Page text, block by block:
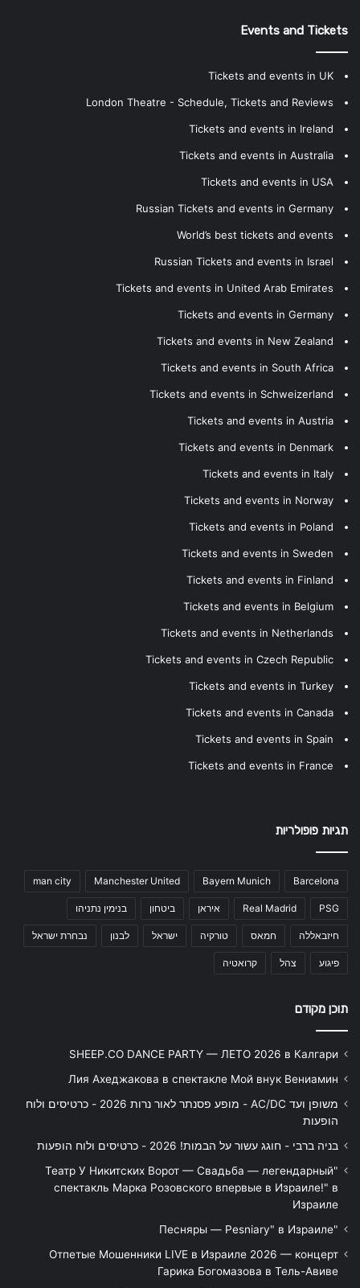
Events and Tickets
Tickets and events in UK
London Theatre - Schedule, Tickets and Reviews
Tickets and events in Ireland
Tickets and events in Australia
Tickets and events in USA
Russian Tickets and events in Germany
World’s best tickets and events
Russian Tickets and events in Israel
Tickets and events in United Arab Emirates
Tickets and events in Germany
Tickets and events in New Zealand
Tickets and events in South Africa
Tickets and events in Schweizerland
Tickets and events in Austria
Tickets and events in Denmark
Tickets and events in Italy
Tickets and events in Norway
Tickets and events in Poland
Tickets and events in Sweden
Tickets and events in Finland
Tickets and events in Belgium
Tickets and events in Netherlands
Tickets and events in Czech Republic
Tickets and events in Turkey
Tickets and events in Canada
Tickets and events in Spain
Tickets and events in France
תגיות פופולריות
Barcelona
Bayern Munich
Manchester United
man city
PSG
Real Madrid איראן ביטחון בנימין נתניהו
חיזבאללה חמאס טורקיה ישראל לבנון נבחרת ישראל
פיגוע צהל קרואטיה
תוכן מקודם
SHEEP.CO DANCE PARTY — ЛЕТО 2026 в Калгари
Лия Ахеджакова в спектакле Мой внук Вениамин
משופן ועד AC/DC - מופע פסנתר לאור נרות 2026 - כרטיסים ולוח
הופעות
בניה ברבי - חוגג עשור על הבמות! 2026 - כרטיסים ולוח הופעות
"Театр У Никитских Ворот — Свадьба — легендарный
спектакль Марка Розовского впервые в Израиле!" в
Израиле
"Песняры — Pesniary" в Израиле
Отпетые Мошенники LIVE в Израиле 2026 — концерт
Гарика Богомазова в Тель-Авиве